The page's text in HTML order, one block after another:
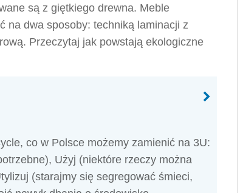
są z giętkiego drewna. Meble
na dwa sposoby: techniką laminacji z
Przeczytaj jak powstają ekologiczne
co w Polsce możemy zamienić na 3U:
Użyj (niektóre rzeczy można
(starajmy się segregować śmieci,